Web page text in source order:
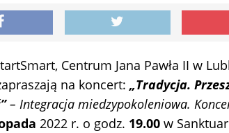
Centrum Jana Pawła II w
na koncert: „Tradycja.
– Integracja miedzypokoleniowa.
2022 r. o godz. 19.00 w